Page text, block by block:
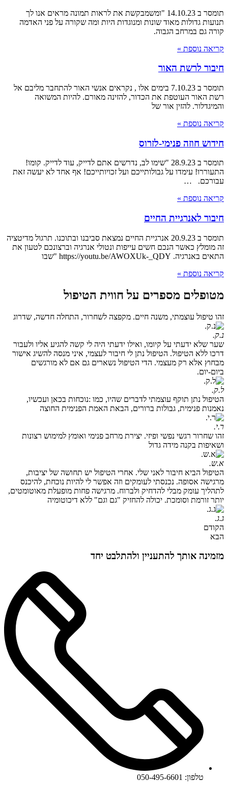
תומסר ב 14.10.23 "ומשמבקשת את לראות תמונה מראים אנו לך
תנועות גדולות מאוד שונות ומנוגדות היות ומה שקורה על פני האדמה
קורה גם במרחב הגבוה.
קריאה נוספת »
חיבור לרשת האור
תומסר ב 7.10.23 בימים אלו , נקראים אנשי האור להתחבר מליבם אל
רשת האור העוטפת את הכדור, להזינה מאורם. להיות המשואה
והמיגדלור. להזין אור של
קריאה נוספת »
חידוש חוזה פנימי-לזרוס
תומסר ב 28.9.23 "שימו לב, נדרשים אתם לדייק, עוד לדייק. קומו!
התעוררו! עימדו על גבולותייכם ועל זכויותייכם! אף אחד לא יעשה זאת
עבורכם. …
קריאה נוספת »
חיבור לאנרגיית החיים
תומסר ב 20.9.23 אנרגיית החיים נמצאת סביבנו ובתוכנו. תרגול מדיטציה
זה מומלץ כאשר הנכם חשים עייפות ונטולי אנרגיה וברצונכם לטעון את
התאים באנרגיה. https://youtu.be/AWOXUk-_QDY "שבו
קריאה נוספת »
מטופלים מספרים על חווית הטיפול
זהו טיפול עוצמתי, משנה חיים. מקפצה לשחרור, התחלה חדשה, שדרוג
נ.ק.
שער שלא ידעתי על קיומו, ואילו ידעתי היה לי קשה להגיע אליו ולעבור
דרכו ללא הטיפול. הטיפול נתן לי חיבור לעצמי, איני מנסה להשיג אישור
מבחוץ אלא רק מעצמי. הדי הטיפול נשארים גם אם לא מורגשים
ביום-יום.
ל.ק.
הטיפול נתן תוקף עוצמתי לדברים שהיו, כמו :נוכחות בכאן ועכשיו,
נאמנות פנימית, גבולות ברורים, הבאת האמת הפנימית החוצה
ר.י.
זהו שחרור רגשי נפשי ופיזי. יצירת מרחב פנימי ואומץ למימוש רצונות
ושאיפות בקנה מידה גדול
א.ש.
הטיפול הביא חיבור לאני שלי. אחרי הטיפול יש תחושה של יציבות,
מרגישה אסופה. נכנסתי לעומקים וזה אפשר לי להיות נוכחת, להיכנס
לתהליך עומק מבלי להדחיק ולברוח. מרגישה פחות מופעלת מאוטומטים,
יותר זורמת וסומכת. יכולה להחזיק "גם וגם" ללא דיכוטומיה
ג.ג.
הקודם
הבא
מזמינה אותך להתעניין ולהתלבט יחד
טלפון: 050-495-6601